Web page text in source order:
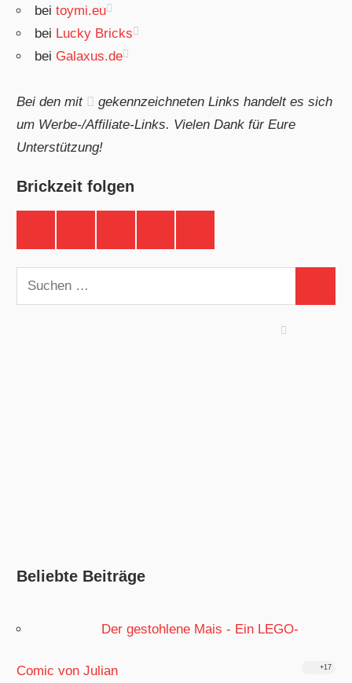
beitoymi.eu
bei Lucky Bricks
bei Galaxus.de
Bei den mit
gekennzeichneten Links handelt es sich
um Werbe-/Affiliate-Links. Vielen Dank für Eure
Unterstützung!
Brickzeit folgen
Suchen
nach:
Beliebte Beiträge
Der gestohlene Mais - Ein LEGO-
Comic von Julian +17